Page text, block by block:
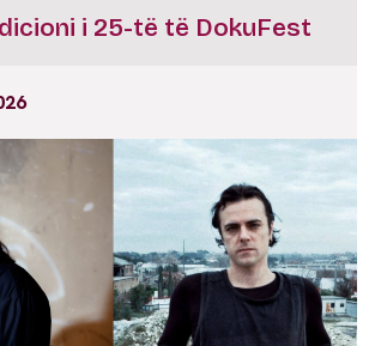
i 25-të të DokuFest